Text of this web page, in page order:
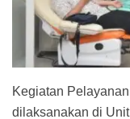
Kegiatan
dilaksanakan di